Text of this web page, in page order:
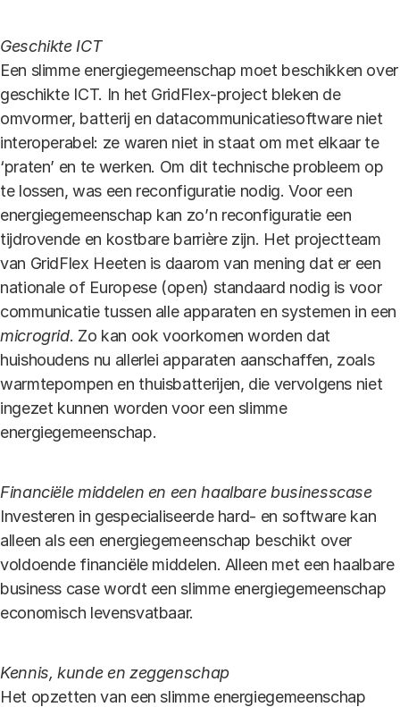
Geschikte ICT
Een slimme energiegemeenschap moet beschikken over
geschikte ICT. In het GridFlex-project bleken de
omvormer, batterij en datacommunicatiesoftware niet
interoperabel: ze waren niet in staat om met elkaar te
‘praten’ en te werken. Om dit technische probleem op
te lossen, was een reconfiguratie nodig. Voor een
energiegemeenschap kan zo’n reconfiguratie een
tijdrovende en kostbare barrière zijn. Het projectteam
van GridFlex Heeten is daarom van mening dat er een
nationale of Europese (open) standaard nodig is voor
communicatie tussen alle apparaten en systemen in een
microgrid. Zo kan ook voorkomen worden dat
huishoudens nu allerlei apparaten aanschaffen, zoals
warmtepompen en thuisbatterijen, die vervolgens niet
ingezet kunnen worden voor een slimme
energiegemeenschap.
Financiële middelen en een haalbare businesscase
Investeren in gespecialiseerde hard- en software kan
alleen als een energiegemeenschap beschikt over
voldoende financiële middelen. Alleen met een haalbare
business case wordt een slimme energiegemeenschap
economisch levensvatbaar.
Kennis, kunde en zeggenschap
Het opzetten van een slimme energiegemeenschap